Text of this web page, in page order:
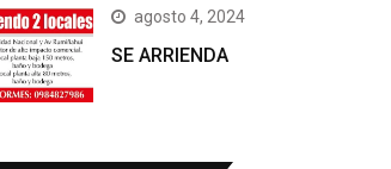
agosto 4, 2024
SE ARRIENDA